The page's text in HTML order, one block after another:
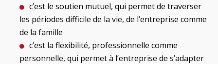
c’est le soutien mutuel, qui permet de traverser
les périodes difficile de la vie, de l’entreprise comme
de la famille
c’est la flexibilité, professionnelle comme
personnelle, qui permet à l’entreprise de s’adapter